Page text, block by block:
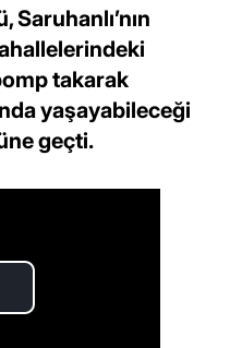
takarak
yaşayabileceği
geçti.